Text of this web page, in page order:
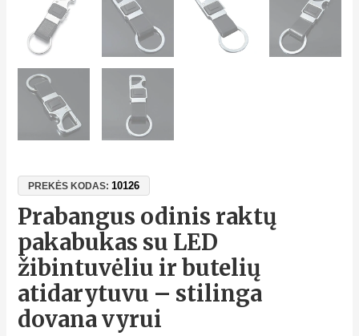
PREKĖS KODAS:10126
Prabangus odinis raktų
pakabukas su LED
žibintuvėliu ir butelių
atidarytuvu – stilinga
dovana vyrui